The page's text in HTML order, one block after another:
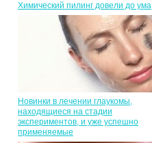
Химический пилинг довели до ума
Новинки в лечении глаукомы,
находящиеся на стадии
экспериментов, и уже успешно
применяемые